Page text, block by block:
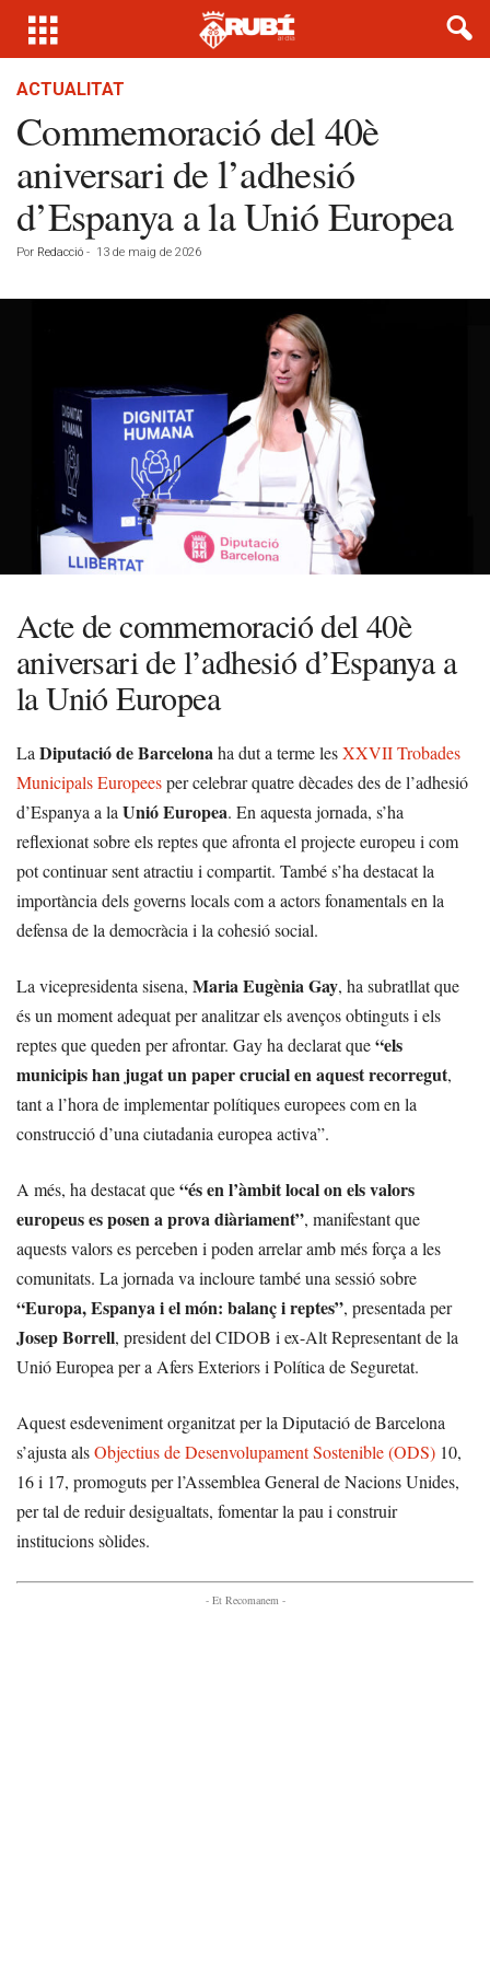
ACTUALITAT
Commemoració del 40è
aniversari de l’adhesió
d’Espanya a la Unió Europea
Por Redacció - 13 de maig de 2026
Acte de commemoració del 40è
aniversari de l’adhesió d’Espanya a
la Unió Europea
La Diputació de Barcelonaha dut a terme lesXXVII Trobades
Municipals Europeesper celebrar quatre dècades des de l’adhesió
d’Espanya a la Unió Europea. En aquesta jornada, s’ha
reflexionat sobre els reptes que afronta el projecte europeu i com
pot continuar sent atractiu i compartit. També s’ha destacat la
importància dels governs locals com a actors fonamentals en la
defensa de la democràcia i la cohesió social.
La vicepresidenta sisena, Maria Eugènia Gay, ha subratllat que
és un moment adequat per analitzar els avenços obtinguts i els
reptes que queden per afrontar. Gay ha declarat que“els
municipis han jugat un paper crucial en aquest recorregut,
tant a l’hora de implementar polítiques europees com en la
construcció d’una ciutadania europea activa”.
A més, ha destacat que“és en l’àmbit local on els valors
europeus es posen a prova diàriament”, manifestant que
aquests valors es perceben i poden arrelar amb més força a les
comunitats. La jornada va incloure també una sessió sobre
“Europa, Espanya i el món: balanç i reptes”, presentada per
Josep Borrell, president del CIDOB i ex-Alt Representant de la
Unió Europea per a Afers Exteriors i Política de Seguretat.
Aquest esdeveniment organitzat per la Diputació de Barcelona
s’ajusta alsObjectius de Desenvolupament Sostenible (ODS) 10,
16 i 17, promoguts per l’Assemblea General de Nacions Unides,
per tal de reduir desigualtats, fomentar la pau i construir
institucions sòlides.
- Et Recomanem -